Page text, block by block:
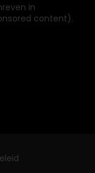
in
content).